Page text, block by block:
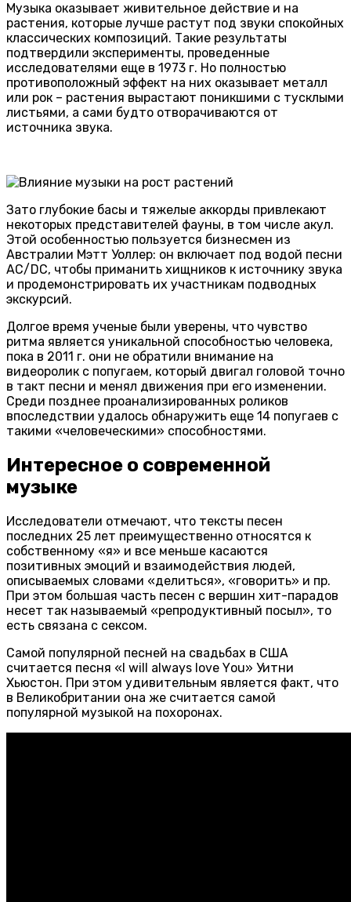
Музыка оказывает живительное действие и на
растения, которые лучше растут под звуки спокойных
классических композиций. Такие результаты
подтвердили эксперименты, проведенные
исследователями еще в 1973 г. Но полностью
противоположный эффект на них оказывает металл
или рок – растения вырастают поникшими с тусклыми
листьями, а сами будто отворачиваются от
источника звука.
Зато глубокие басы и тяжелые аккорды привлекают
некоторых представителей фауны, в том числе акул.
Этой особенностью пользуется бизнесмен из
Австралии Мэтт Уоллер: он включает под водой песни
AC/DC, чтобы приманить хищников к источнику звука
и продемонстрировать их участникам подводных
экскурсий.
Долгое время ученые были уверены, что чувство
ритма является уникальной способностью человека,
пока в 2011 г. они не обратили внимание на
видеоролик с попугаем, который двигал головой точно
в такт песни и менял движения при его изменении.
Среди позднее проанализированных роликов
впоследствии удалось обнаружить еще 14 попугаев с
такими «человеческими» способностями.
Интересное о современной
музыке
Исследователи отмечают, что тексты песен
последних 25 лет преимущественно относятся к
собственному «я» и все меньше касаются
позитивных эмоций и взаимодействия людей,
описываемых словами «делиться», «говорить» и пр.
При этом большая часть песен с вершин хит-парадов
несет так называемый «репродуктивный посыл», то
есть связана с сексом.
Самой популярной песней на свадьбах в США
считается песня «I will always lоve Yоu» Уитни
Хьюстон. При этом удивительным является факт, что
в Великобритании она же считается самой
популярной музыкой на похоронах.